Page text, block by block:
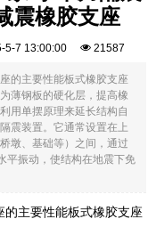
震橡胶支座
5-7 13:00:00 21587
的主要性能板式橡胶支座
薄钢板的硬化层，提高橡
用单摆原理来延长结构自
震装置。它通常设置在上
墩、基础等）之间，通过
平振动，使结构在地震下免
主要性能板式橡胶支座